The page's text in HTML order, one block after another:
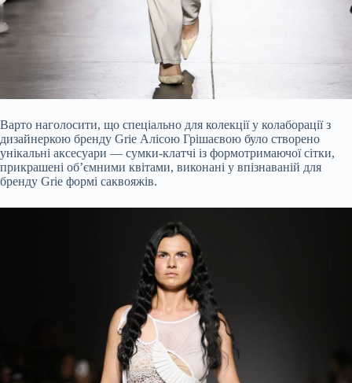
Варто наголосити, що спеціально для колекції у колаборації з
дизайнеркою бренду Grie Алісою Грішаєвою було створено
унікальні аксесуари — сумки-клатчі із формотримаючої сітки,
прикрашені обʼємними квітами, виконані у впізнаваній для
бренду Grie формі саквояжів.